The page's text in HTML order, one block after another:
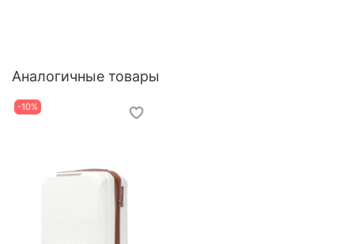
Аналогичные товары
-10%